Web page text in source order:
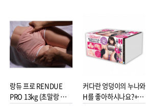
물조물 감촉♡
랑듀 프로 RENDUE
PRO 13kg (초말랑 백금
커다란 엉덩이의 누나와
H를 좋아하시나요?+오